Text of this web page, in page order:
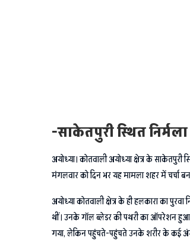
-साकेतपुरी स्थित
अयोध्या। कोतवाली अयोध्या क्षेत्र के
मंगलवार को दिन भर यह मामला शहर में चर्चा
अयोध्या कोतवाली क्षेत्र के ही हलकारा का
थीं। उनके गॉल ब्लेडर की पथरी का ऑपरेशन हुआ
गया, लेकिन पहुंचते-पहुंचते उनके शरीर के कई